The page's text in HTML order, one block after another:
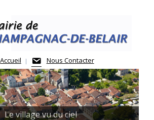
content
Accueil Nous Contacter
Le Marché
Le village vu du ciel